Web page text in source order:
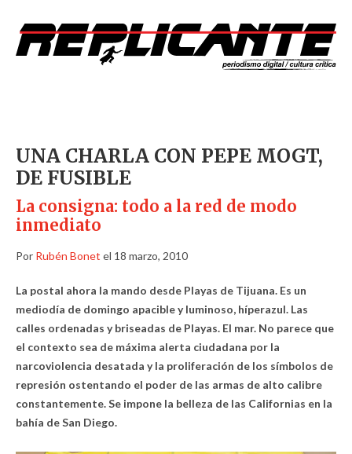
UNA CHARLA CON PEPE MOGT,
DE FUSIBLE
La consigna: todo a la red de modo
inmediato
Por Rubén Bonet el 18 marzo, 2010
La postal ahora la mando desde Playas de Tijuana. Es un
mediodía de domingo apacible y luminoso, híperazul. Las
calles ordenadas y briseadas de Playas. El mar. No parece que
el contexto sea de máxima alerta ciudadana por la
narcoviolencia desatada y la proliferación de los símbolos de
represión ostentando el poder de las armas de alto calibre
constantemente. Se impone la belleza de las Californias en la
bahía de San Diego.